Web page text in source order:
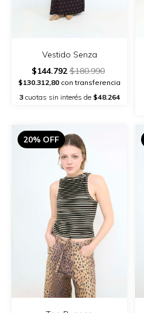
Vestido Senza
$144.792$180.990
$130.312,80 con transferencia
3cuotas sin interés de $48.264
20% OFF